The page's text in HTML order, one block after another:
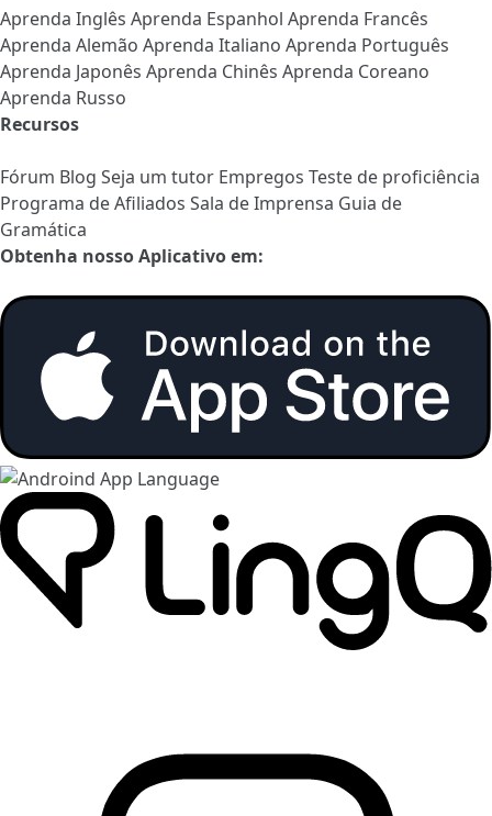
Aprenda Inglês Aprenda Espanhol Aprenda Francês
Aprenda Alemão Aprenda Italiano Aprenda Português
Aprenda Japonês Aprenda Chinês Aprenda Coreano
Aprenda Russo
Recursos
Fórum Blog Seja um tutor Empregos Teste de proficiência
Programa de Afiliados Sala de Imprensa Guia de
Gramática
Obtenha nosso Aplicativo em: